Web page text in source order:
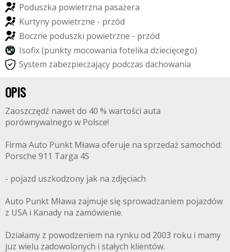
Poduszka powietrzna pasażera
Kurtyny powietrzne - przód
Boczne poduszki powietrzne - przód
Isofx(punkty mocowania fotelika dziecięcego)
System zabezpieczający podczas dachowania
OPIS
Zaoszczędź nawet do 40 % wartości auta
porównywalnego w Polsce!
Firma Auto Punkt Mława oferuje na sprzedaż samochód:
Porsche 911 Targa 4S
- pojazd uszkodzony jak na zdjęciach
Auto Punkt Mława zajmuje się sprowadzaniem pojazdów
z USA i Kanady na zamówienie.
Działamy z powodzeniem na rynku od 2003 roku i mamy
juz wielu zadowolonych i stałych klientów.